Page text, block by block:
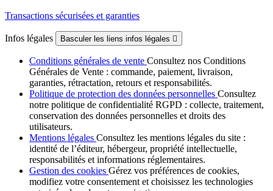
Transactions sécurisées et garanties
Infos légales Basculer les liens infos légales 
Conditions générales de vente Consultez nos Conditions
Générales de Vente : commande, paiement, livraison,
garanties, rétractation, retours et responsabilités.
Politique de protection des données personnelles Consultez
notre politique de confidentialité RGPD : collecte, traitement,
conservation des données personnelles et droits des
utilisateurs.
Mentions légales Consultez les mentions légales du site :
identité de l’éditeur, hébergeur, propriété intellectuelle,
responsabilités et informations réglementaires.
Gestion des cookies Gérez vos préférences de cookies,
modifiez votre consentement et choisissez les technologies